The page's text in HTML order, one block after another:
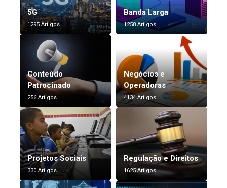
5G
1295 Artigos
Banda Larga
1258 Artigos
Conteúdo
Patrocinado
256 Artigos
Negócios e
Operadoras
4134 Artigos
Projetos Sociais
330 Artigos
Regulação e Direitos
1625 Artigos